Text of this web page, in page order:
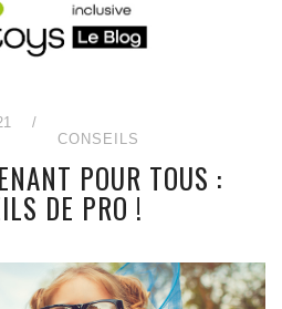
/
CONSEILS
POUR TOUS :
DE PRO !